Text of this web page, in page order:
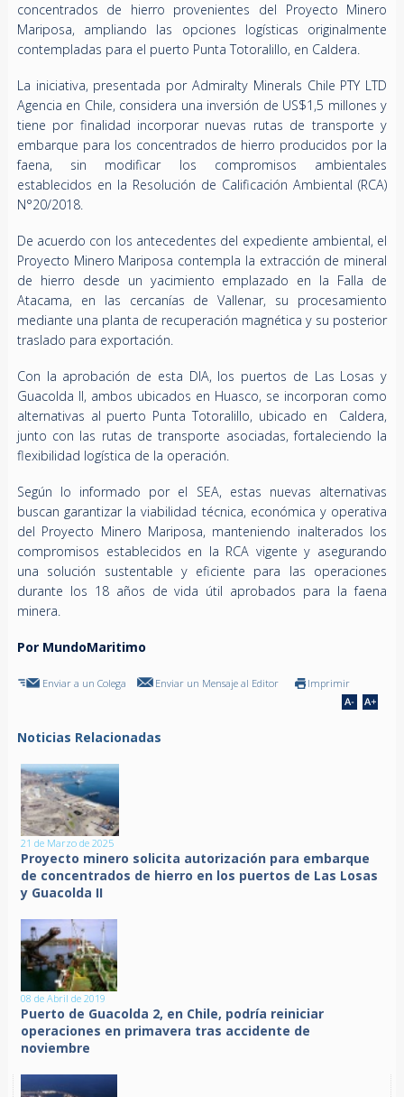
concentrados de hierro provenientes del Proyecto Minero
Mariposa, ampliando las opciones logísticas originalmente
contempladas para el puerto Punta Totoralillo, en Caldera.
La iniciativa, presentada por Admiralty Minerals Chile PTY LTD
Agencia en Chile, considera una inversión de US$1,5 millones y
tiene por finalidad incorporar nuevas rutas de transporte y
embarque para los concentrados de hierro producidos por la
faena, sin modificar los compromisos ambientales
establecidos en la Resolución de Calificación Ambiental (RCA)
N°20/2018.
De acuerdo con los antecedentes del expediente ambiental, el
Proyecto Minero Mariposa contempla la extracción de mineral
de hierro desde un yacimiento emplazado en la Falla de
Atacama, en las cercanías de Vallenar, su procesamiento
mediante una planta de recuperación magnética y su posterior
traslado para exportación.
Con la aprobación de esta DIA, los puertos de Las Losas y
Guacolda II, ambos ubicados en Huasco, se incorporan como
alternativas al puerto Punta Totoralillo, ubicado en Caldera,
junto con las rutas de transporte asociadas, fortaleciendo la
flexibilidad logística de la operación.
Según lo informado por el SEA, estas nuevas alternativas
buscan garantizar la viabilidad técnica, económica y operativa
del Proyecto Minero Mariposa, manteniendo inalterados los
compromisos establecidos en la RCA vigente y asegurando
una solución sustentable y eficiente para las operaciones
durante los 18 años de vida útil aprobados para la faena
minera.
Por MundoMaritimo
Enviar a un Colega Enviar un Mensaje al Editor Imprimir
Noticias Relacionadas
21 de Marzo de 2025
Proyecto minero solicita autorización para embarque
de concentrados de hierro en los puertos de Las Losas
y Guacolda II
08 de Abril de 2019
Puerto de Guacolda 2, en Chile, podría reiniciar
operaciones en primavera tras accidente de
noviembre